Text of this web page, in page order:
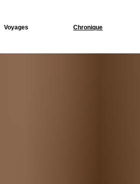
Voyages Chronique